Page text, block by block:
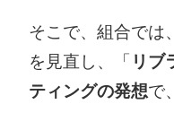
そこで、組合では
を見直し、「 リブ
ティングの発想で